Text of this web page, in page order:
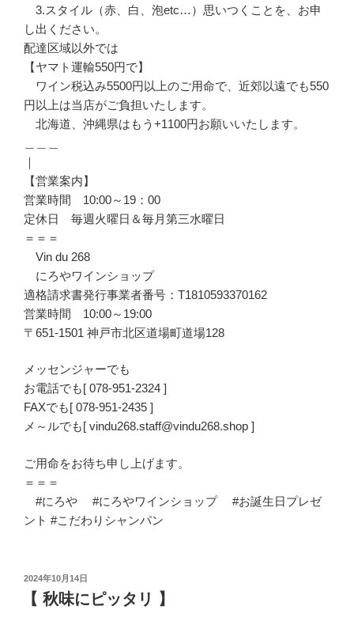
3.スタイル（赤、白、泡etc…）思いつくことを、お申
し出ください。
配達区域以外では
【ヤマト運輸550円で】
ワイン税込み5500円以上のご用命で、近郊以遠でも550
円以上は当店がご負担いたします。
北海道、沖縄県はもう+1100円お願いいたします。
｜
【営業案内】
営業時間 10:00～19：00
定休日 毎週火曜日＆毎月第三水曜日
＝＝＝
Vin du 268
にろやワインショップ
適格請求書発行事業者番号：T1810593370162
営業時間 10:00～19:00
〒651-1501 神戸市北区道場町道場128
メッセンジャーでも
お電話でも[ 078-951-2324 ]
FAXでも[ 078-951-2435 ]
メ～ルでも[ vindu268.staff@vindu268.shop ]
ご用命をお待ち申し上げます。
＝＝＝
#にろや #にろやワインショップ #お誕生日プレゼ
ント #こだわりシャンパン
投
日:
2024年10月14日
【 秋味にピッタリ 】